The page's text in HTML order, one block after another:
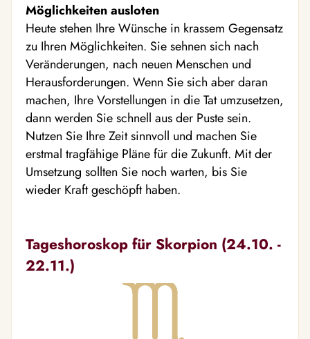
Möglichkeiten ausloten
Heute stehen Ihre Wünsche in krassem Gegensatz
zu Ihren Möglichkeiten. Sie sehnen sich nach
Veränderungen, nach neuen Menschen und
Herausforderungen. Wenn Sie sich aber daran
machen, Ihre Vorstellungen in die Tat umzusetzen,
dann werden Sie schnell aus der Puste sein.
Nutzen Sie Ihre Zeit sinnvoll und machen Sie
erstmal tragfähige Pläne für die Zukunft. Mit der
Umsetzung sollten Sie noch warten, bis Sie
wieder Kraft geschöpft haben.
Tageshoroskop für Skorpion (24.10. -
22.11.)